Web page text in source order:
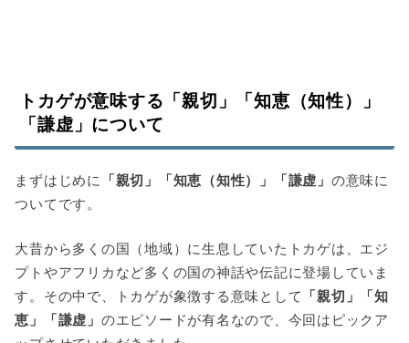
トカゲが意味する「親切」「知恵（知性）」
「謙虚」について
まずはじめに 「親切」「知恵（知性）」「謙虚」 の意味に
ついてです。
大昔から多くの国（地域）に生息していたトカゲは、エジ
プトやアフリカなど多くの国の神話や伝記に登場していま
す。その中で、トカゲが象徴する意味として 「親切」「知
恵」「謙虚」 のエピソードが有名なので、今回はピックア